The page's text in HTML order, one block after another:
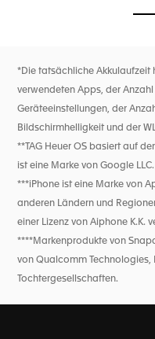
Mit erstklassigen
Herzfrequenzmesser,
Höhenmesser, behalten
mühelos im Auge. Dank
wie Schlaf-Tracking,
Herzfrequenzvariabilität
Außerdem verfügt die
bis zu zwei Tagen im
*Die tatsächliche Akkulaufzeit
verwendeten Apps, der
Geräteeinstellungen, der
Bildschirmhelligkeit und der
**TAG Heuer OS basiert auf
ist eine Marke von Google LLC.
***iPhone ist eine Marke von
anderen Ländern und
einer Lizenz von Aiphone K.K.
****Markenprodukte von
von Qualcomm Technologies,
Tochtergesellschaften.